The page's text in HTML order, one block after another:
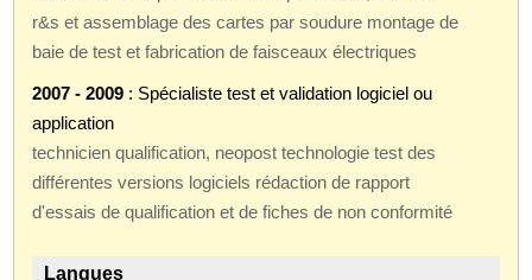
r&s et assemblage des cartes par soudure montage de
baie de test et fabrication de faisceaux électriques
2007 - 2009 : Spécialiste test et validation logiciel ou
application
technicien qualification, neopost technologie test des
différentes versions logiciels rédaction de rapport
d'essais de qualification et de fiches de non conformité
Langues